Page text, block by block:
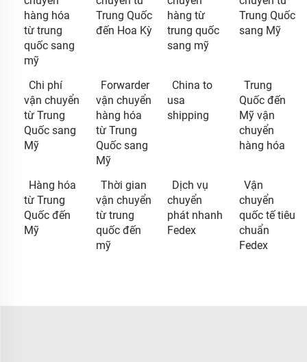
hàng hóa
từ trung
quốc sang
mỹ
Trung Quốc
đến Hoa Kỳ
hàng từ
trung quốc
sang mỹ
Trung Quốc
sang Mỹ
Chi phí
vận chuyển
từ Trung
Quốc sang
Mỹ
Forwarder
vận chuyển
hàng hóa
từ Trung
Quốc sang
Mỹ
China to
usa
shipping
Trung
Quốc đến
Mỹ vận
chuyển
hàng hóa
Hàng hóa
từ Trung
Quốc đến
Mỹ
Thời gian
vận chuyển
từ trung
quốc đến
mỹ
Dịch vụ
chuyển
phát nhanh
Fedex
Vận
chuyển
quốc tế tiêu
chuẩn
Fedex